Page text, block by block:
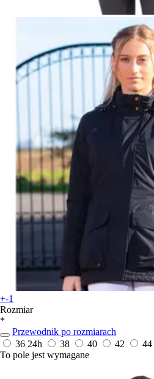
+-1
Rozmiar
*
Przewodnik po rozmiarach
36 24h 38 40 42 44
To pole jest wymagane